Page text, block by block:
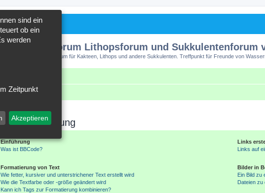
Kakteenforum Lithopsforum und Sukkulentenforum
Forum für Kakteen, Lithops und andere Sukkulenten. Treffpunkt für Freunde von
Anleitung
Anleitung
Einführung
Was ist BBCode?
Formatierung von Text
Wie fetter, kursiver und unterstrichener Text erstellt wird
Wie die Textfarbe oder -größe geändert wird
Kann ich Tags zur Formatierung kombinieren?
Links
Links auf
Bilder in
Ein Bild zu
Dateien zu
sind ein
ob ein
werden
Zeitpunkt
Akzeptieren